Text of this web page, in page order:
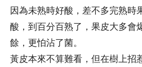
因為未熟時好酸，差不多完熟時
酸，到百分百熟了，果皮大多會
餘，更怕沾了菌。
黃皮本來不算難看，但在樹上招